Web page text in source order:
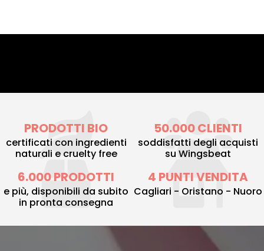
PRODOTTI BIO
certificati con ingredienti
naturali e cruelty free
50.000 CLIENTI
soddisfatti degli acquisti
su Wingsbeat
6.000 PRODOTTI
e più, disponibili da subito
in pronta consegna
4 PUNTI VENDITA
Cagliari - Oristano - Nuoro